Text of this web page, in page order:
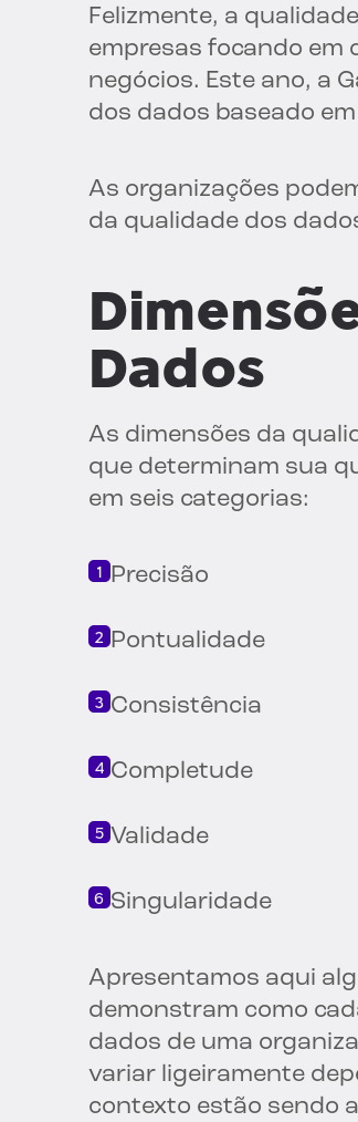
Felizmente, a
empresas focando em
negócios. Este ano, a
dos dados baseado
As organizações
da qualidade dos
Dados
As dimensões da
que determinam sua
em seis categorias:
Precisão
Pontualidade
Consistência
Completude
Validade
Singularidade
Apresentamos aqui
demonstram como
dados de uma
variar ligeiramente
contexto estão sendo